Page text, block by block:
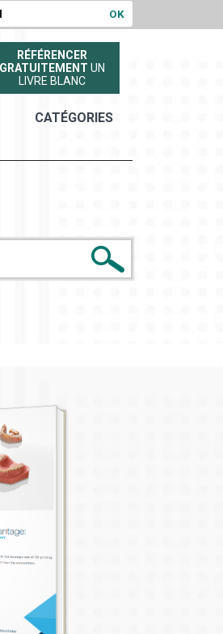
RÉFÉRENCER
GRATUITEMENT UN
LIVRE BLANC
CATÉGORIES